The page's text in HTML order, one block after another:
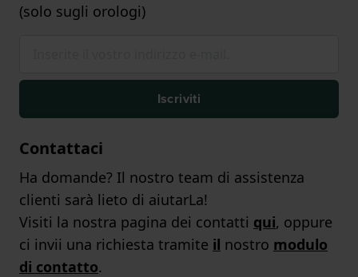
(solo sugli orologi)
Iscriviti
Contattaci
Ha domande? Il nostro team di assistenza
clienti sarà lieto di aiutarLa!
Visiti la nostra pagina dei contatti qui, oppure
ci invii una richiesta tramite il nostro modulo
di contatto.